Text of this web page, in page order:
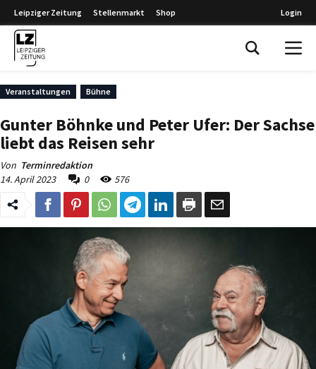
Leipziger Zeitung Stellenmarkt Shop Login
Veranstaltungen Bühne
Gunter Böhnke und Peter Ufer: Der Sachse
liebt das Reisen sehr
Von Terminredaktion
14. April 2023
0 576